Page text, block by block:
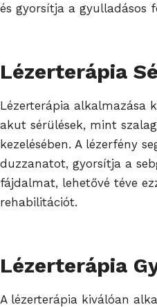
és gyorsítja a gyulladásos
Lézerterápia
Lézerterápia alkalmazása
akut sérülések, mint
kezelésében. A lézerfény
duzzanatot, gyorsítja a
fájdalmat, lehetővé téve
rehabilitációt.
Lézerterápia
A lézerterápia kiválóan